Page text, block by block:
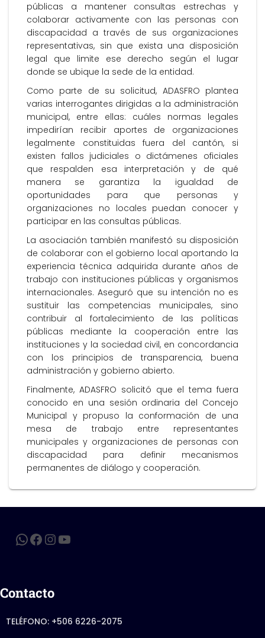
públicas a mantener consultas estrechas y
colaborar activamente con las personas con
discapacidad a través de sus organizaciones
representativas, sin que exista una disposición
legal que limite ese derecho según el lugar
donde se ubique la sede de la entidad.
Como parte de su solicitud, ADASFRO plantea
varias interrogantes dirigidas a la administración
municipal, entre ellas: cuáles normas legales
impedirían recibir aportes de organizaciones
legalmente constituidas fuera del cantón, si
existen fallos judiciales o dictámenes oficiales
que respalden esa interpretación y de qué
manera se garantiza la igualdad de
oportunidades para que personas y
organizaciones no locales puedan conocer y
participar en las consultas públicas.
La asociación también manifestó su disposición
de colaborar con el gobierno local aportando la
experiencia técnica adquirida durante años de
trabajo con instituciones públicas y organismos
internacionales. Aseguró que su intención no es
sustituir las competencias municipales, sino
contribuir al fortalecimiento de las políticas
públicas mediante la cooperación entre las
instituciones y la sociedad civil, en concordancia
con los principios de transparencia, buena
administración y gobierno abierto.
Finalmente, ADASFRO solicitó que el tema fuera
conocido en una sesión ordinaria del Concejo
Municipal y propuso la conformación de una
mesa de trabajo entre representantes
municipales y organizaciones de personas con
discapacidad para definir mecanismos
permanentes de diálogo y cooperación.
Contacto
TELÉFONO: +506 6226-2075